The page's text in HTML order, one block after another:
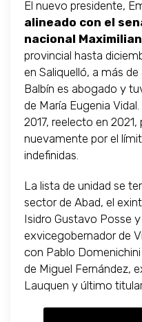
El nuevo presidente,
alineado con el
nacional
provincial hasta
en Saliquelló, a más
Balbín es abogado y
de María Eugenia
2017, reelecto en
nuevamente por el
indefinidas.
La lista de unidad se
sector de Abad, el
Isidro Gustavo Posse
exvicegobernador de
con Pablo
de Miguel Fernández,
Lauquen y último